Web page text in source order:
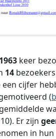
1963 keer
14
cijfer
(
10). Er zijn
in hun